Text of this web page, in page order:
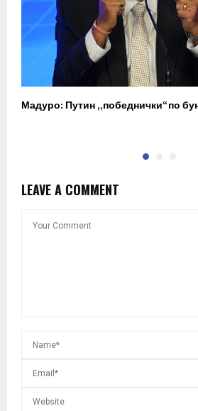
Мадуро: Путин „победнички“ по
LEAVE A COMMENT